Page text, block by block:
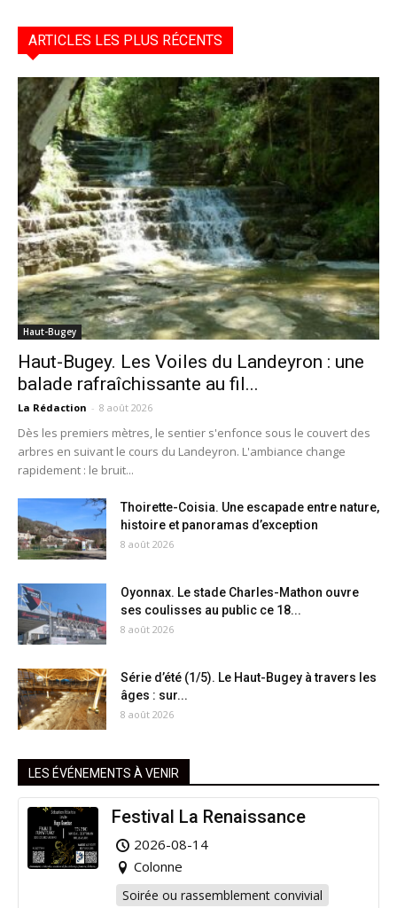
ARTICLES LES PLUS RÉCENTS
Haut-Bugey
Haut-Bugey. Les Voiles du Landeyron : une
balade rafraîchissante au fil...
La Rédaction - 8 août 2026
Dès les premiers mètres, le sentier s'enfonce sous le couvert des
arbres en suivant le cours du Landeyron. L'ambiance change
rapidement : le bruit...
Thoirette-Coisia. Une escapade entre nature,
histoire et panoramas d’exception
8 août 2026
Oyonnax. Le stade Charles-Mathon ouvre
ses coulisses au public ce 18...
8 août 2026
Série d’été (1/5). Le Haut-Bugey à travers les
âges : sur...
8 août 2026
LES ÉVÉNEMENTS À VENIR
Festival La Renaissance
2026-08-14
Colonne
Soirée ou rassemblement convivial